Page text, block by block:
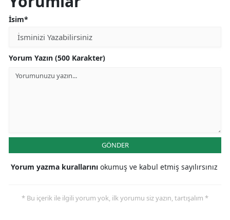
İsim*
Yorum Yazın (500 Karakter)
GÖNDER
Yorum yazma kurallarını okumuş ve kabul etmiş sayılırsınız
* Bu içerik ile ilgili yorum yok, ilk yorumu siz yazın, tartışalım *